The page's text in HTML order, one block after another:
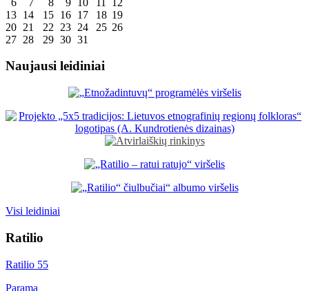
13 14 15 16 17 18 19
20 21 22 23 24 25 26
27 28 29 30 31
Naujausi leidiniai
Visi leidiniai
Ratilio
Ratilio 55
Parama